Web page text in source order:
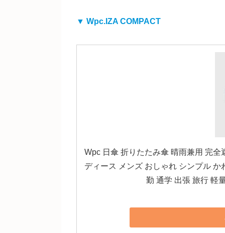
▼ Wpc.IZA COMPACT
Wpc 日傘 折りたたみ傘 晴雨兼用 完
ディース メンズ おしゃれ シンプル
勤 通学 出張 旅行 軽